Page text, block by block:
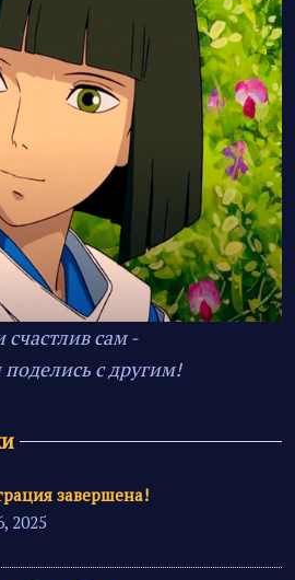
счастлив сам -
поделись с другим!
завершена!
2025